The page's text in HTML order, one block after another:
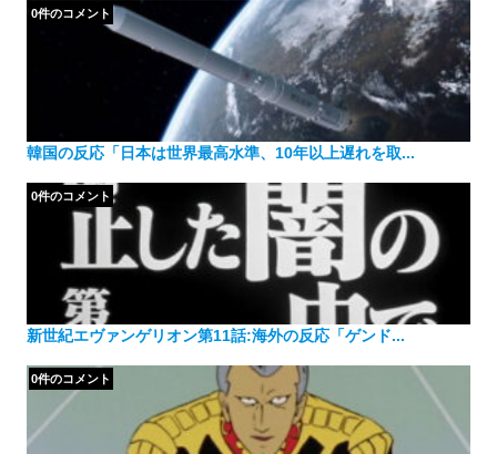
韓国の反応「日本は世界最高水準、10年以上遅れを取...
0件のコメント
新世紀エヴァンゲリオン第11話:海外の反応「ゲンド...
0件のコメント
0件のコメント